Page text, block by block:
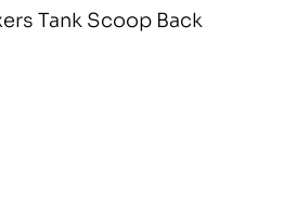
Tank Scoop Back